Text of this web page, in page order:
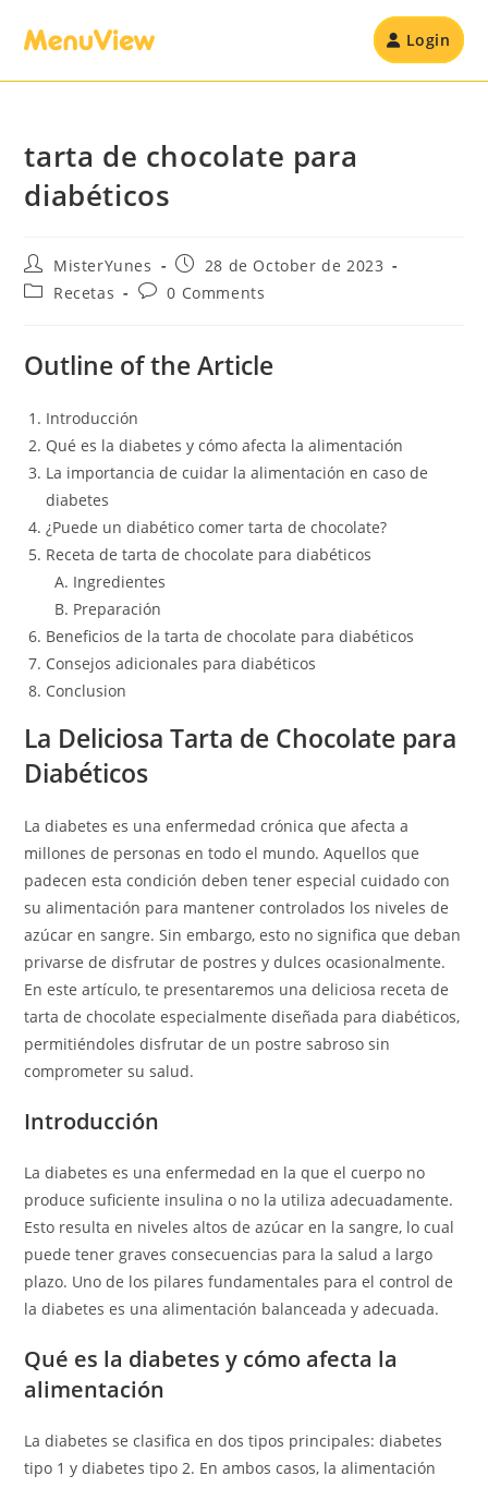
Login
tarta de chocolate para
diabéticos
MisterYunes
28 de October de 2023
Recetas
0 Comments
Outline of the Article
Introducción
Qué es la diabetes y cómo afecta la alimentación
La importancia de cuidar la alimentación en caso de
diabetes
¿Puede un diabético comer tarta de chocolate?
Receta de tarta de chocolate para diabéticos
Ingredientes
Preparación
Beneficios de la tarta de chocolate para diabéticos
Consejos adicionales para diabéticos
Conclusion
La Deliciosa Tarta de Chocolate para
Diabéticos
La diabetes es una enfermedad crónica que afecta a
millones de personas en todo el mundo. Aquellos que
padecen esta condición deben tener especial cuidado con
su alimentación para mantener controlados los niveles de
azúcar en sangre. Sin embargo, esto no significa que deban
privarse de disfrutar de postres y dulces ocasionalmente.
En este artículo, te presentaremos una deliciosa receta de
tarta de chocolate especialmente diseñada para diabéticos,
permitiéndoles disfrutar de un postre sabroso sin
comprometer su salud.
Introducción
La diabetes es una enfermedad en la que el cuerpo no
produce suficiente insulina o no la utiliza adecuadamente.
Esto resulta en niveles altos de azúcar en la sangre, lo cual
puede tener graves consecuencias para la salud a largo
plazo. Uno de los pilares fundamentales para el control de
la diabetes es una alimentación balanceada y adecuada.
Qué es la diabetes y cómo afecta la
alimentación
La diabetes se clasifica en dos tipos principales: diabetes
tipo 1 y diabetes tipo 2. En ambos casos, la alimentación